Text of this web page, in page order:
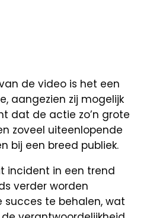
de video is het een
aangezien zij mogelijk
dat de actie zo’n grote
zoveel uiteenlopende
bij een breed publiek.
incident in een trend
verder worden
succes te behalen, wat